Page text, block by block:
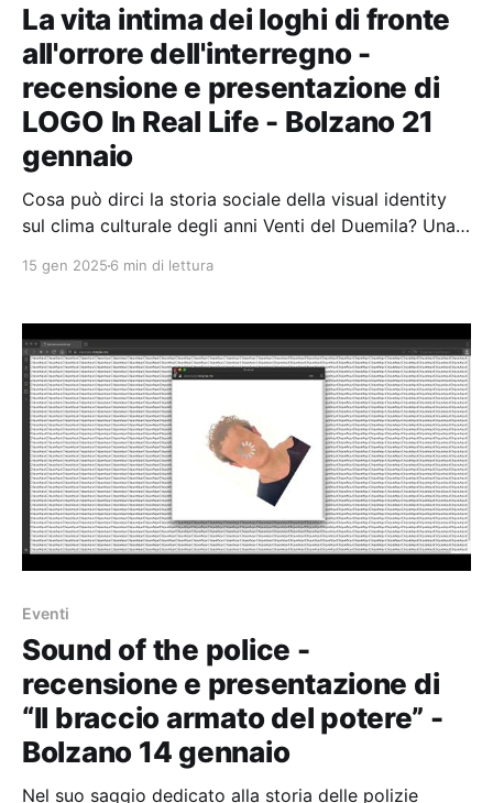
La vita intima dei loghi di fronte
all'orrore dell'interregno -
recensione e presentazione di
LOGO In Real Life - Bolzano 21
gennaio
Cosa può dirci la storia sociale della visual identity
sul clima culturale degli anni Venti del Duemila? Una
Michele Galluzzo.
15 gen 2025 6 min di lettura
Eventi
Sound of the police -
recensione e presentazione di
“Il braccio armato del potere” -
Bolzano 14 gennaio
Nel suo saggio dedicato alla storia delle polizie